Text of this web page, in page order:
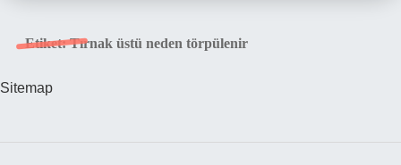
Etiket:Tırnak üstü neden törpülenir
Sitemap